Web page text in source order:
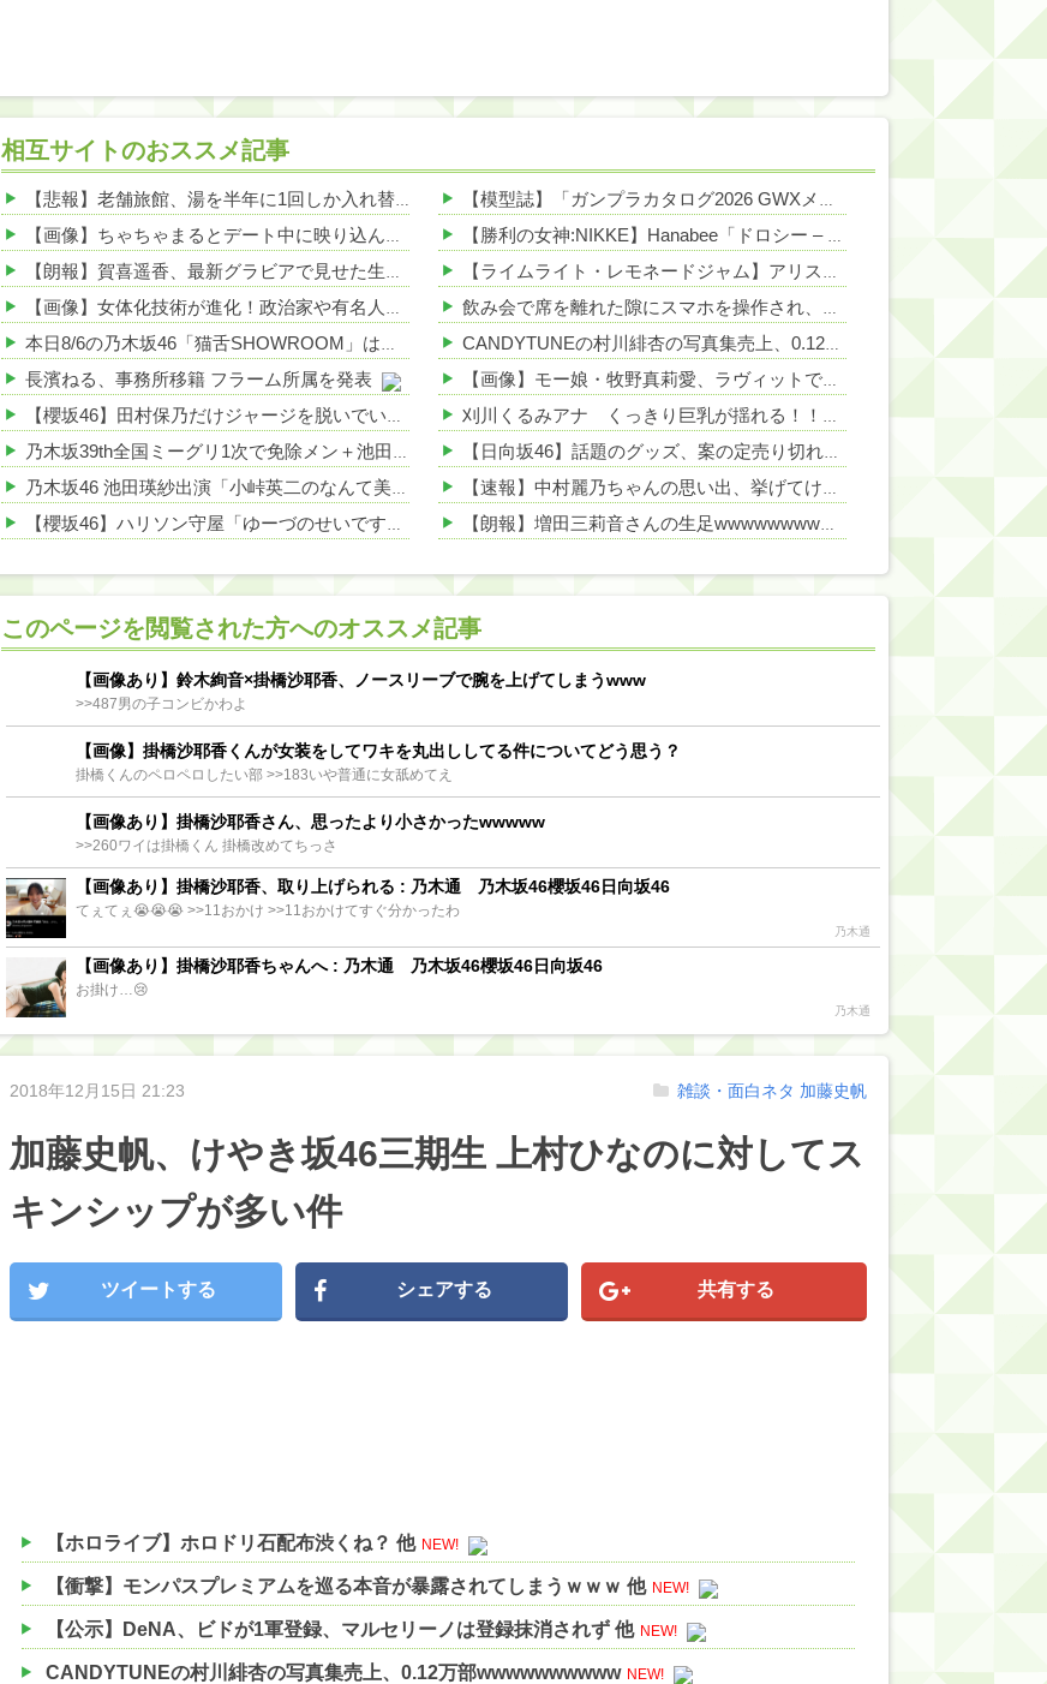
相互サイトのおススメ記事
【悲報】老舗旅館、湯を半年に1回しか入れ替えず基準値3700倍のレジオネラ菌増殖…その理由がこれｗｗｗｗ 他
【画像】ちゃちゃまるとデート中に映り込んだ謎の茶髪男ｗｗｗｗｗ 他 NEW!
【朗報】賀喜遥香、最新グラビアで見せた生足がエグすぎる 他 NEW!
【画像】女体化技術が進化！政治家や有名人が美人になりすぎて草ｗｗｗｗ 他 NEW!
本日8/6の乃木坂46「猫舌SHOWROOM」は筒井あやめ＆鈴木佑捺
長濱ねる、事務所移籍 フラーム所属を発表
【櫻坂46】田村保乃だけジャージを脱いでいた理由
乃木坂39th全国ミーグリ1次で免除メン＋池田・一ノ瀬・井上・川﨑・菅原・中西が全完売
乃木坂46 池田瑛紗出演「小峠英二のなんて美だ！」テーマ：徳川家康【2025.8.5 24:00〜 TOKYO MX】
【櫻坂46】ハリソン守屋「ゆーづのせいです」【ラヴィット!】
【日向坂46】この月、何かあるのか！？『お願いバッハ！』ミーグリ日程がこちら
Powered by livedoor 相互RSS
【模型誌】「ガンプラカタログ2026 GWXメモリアル編」【予約開始】
【勝利の女神:NIKKE】Hanabee「ドロシー – ルナーライト」「プリバティ – シャープレッスン」「アルカナ：フォーチュンメイト」【フィギュア化決定】
【ライムライト・レモネードジャム】アリスグリント「陽見恵凪」フィギュア【明日予約開始】
飲み会で席を離れた隙にスマホを操作され、全ゲームアプリをアンインストールされた…課金データ消失にキレると「復元できるならいいじゃん」「ゲーム如きで」と逆ギレして帰走
CANDYTUNEの村川緋杏の写真集売上、0.12万部wwwwwwwwww
【画像】モー娘・牧野真莉愛、ラヴィットで軽く胸チラしちゃう
刈川くるみアナ くっきり巨乳が揺れる！！【GIF動画あり】
【日向坂46】話題のグッズ、案の定売り切れ…
【速報】中村麗乃ちゃんの思い出、挙げてけwwwwwwwwwww
【朗報】増田三莉音さんの生足wwwwwwwwwwww
乃木坂46『オリコン上半期SG1位獲得!!』←もうこれ今が全盛期だろwwwwww
Powered by livedoor 相互RSS
このページを閲覧された方へのオススメ記事
【画像あり】鈴木絢音×掛橋沙耶香、ノースリーブで腕を上げてしまうwww
>>487男の子コンビかわよ
【画像】掛橋沙耶香くんが女装をしてワキを丸出ししてる件についてどう思う？
掛橋くんのペロペロしたい部 >>183いや普通に女舐めてえ
【画像あり】掛橋沙耶香さん、思ったより小さかったwwwww
>>260ワイは掛橋くん 掛橋改めてちっさ
【画像あり】掛橋沙耶香、取り上げられる : 乃木通 乃木坂46櫻坂46日向坂46
てぇてぇ😭😭😭 >>11おかけ >>11おかけてすぐ分かったわ
乃木通
【画像あり】掛橋沙耶香ちゃんへ : 乃木通 乃木坂46櫻坂46日向坂46
お掛け…😢
乃木通
2018年12月15日 21:23
加藤史帆、けやき坂46三期生 上村ひなのに対してス
キンシップが多い件
雑談・面白ネタ 加藤史帆
ツイートする シェアする 共有する
【ホロライブ】ホロドリ石配布渋くね？ 他 NEW!
【衝撃】モンパスプレミアムを巡る本音が暴露されてしまうｗｗｗ 他 NEW!
【公示】DeNA、ビドが1軍登録、マルセリーノは登録抹消されず 他 NEW!
CANDYTUNEの村川緋杏の写真集売上、0.12万部wwwwwwwwww NEW!